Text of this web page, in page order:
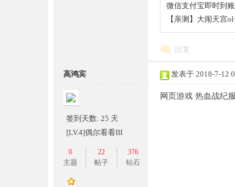
M
微信支付宝即时到
【亲测】大闹天宫
回复
高鸿宾
签到天数: 25 天
[LV.4]偶尔看看III
0
主题
22
帖子
376
钻石
发表于 2018-7-12
网页游戏 热血战纪